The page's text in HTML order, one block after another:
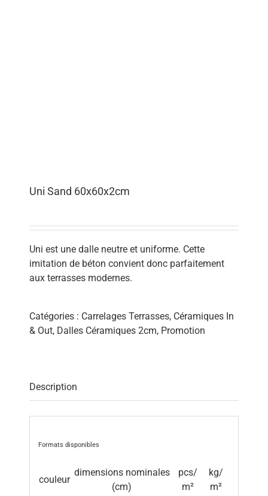
Uni Sand 60x60x2cm
Uni est une dalle neutre et uniforme. Cette
imitation de béton convient donc parfaitement
aux terrasses modernes.
Catégories : Carrelages Terrasses, Céramiques In
& Out, Dalles Céramiques 2cm, Promotion
Description
Formats disponibles
couleur
dimensions nominales
(cm)
pcs/
m²
kg/
m²